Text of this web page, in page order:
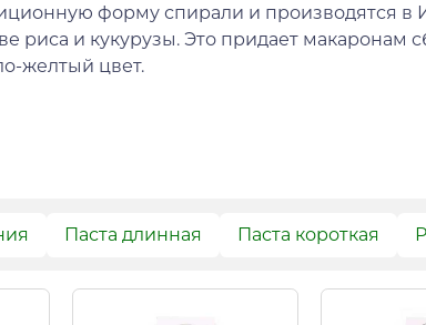
форму спирали и производятся в
риса и кукурузы. Это придает макаронам
желтый цвет.
Паста длинная Паста короткая